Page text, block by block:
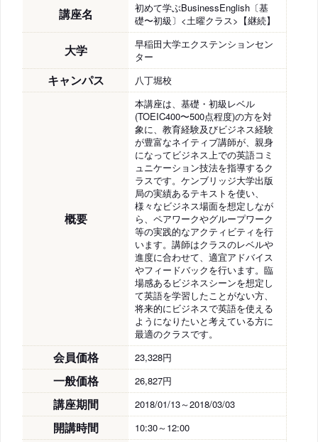
講座名
初めて学ぶBusinessEnglish〔基
礎〜初級〕<土曜クラス>【継続】
大学
早稲田大学エクステンションセン
ター
キャンパス 八丁堀校
概要
本講座は、基礎・初級レベル
(TOEIC400〜500点程度)の方を対
象に、教育経験及びビジネス経験
が豊富なネイティブ講師が、親身
になってビジネス上での英語コミ
ュニケーション技法を指導するク
ラスです。ケンブリッジ大学出版
局の実績あるテキストを使い、
様々なビジネス場面を想定しなが
ら、ペアワークやグループワーク
等の実践的なアクティビティを行
います。講師はクラスのレベルや
進度に合わせて、適宜アドバイス
やフィードバックを行います。臨
場感あるビジネスシーンを想定し
て英語を学習したことがない方、
将来的にビジネスで英語を使える
ようになりたいと考えている方に
最適のクラスです。
会員価格 23,328円
一般価格 26,827円
講座期間 2018/01/13～2018/03/03
開講時間 10:30～12:00